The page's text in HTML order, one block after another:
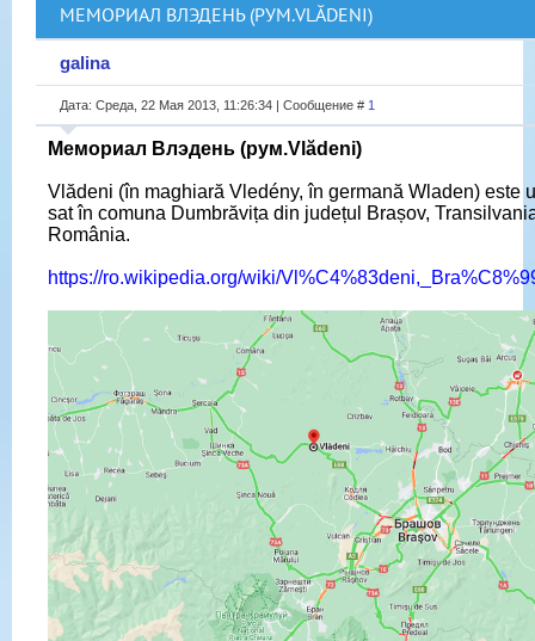
МЕМОРИАЛ ВЛЭДЕНЬ (РУМ.VLĂDENI)
galina
Дата: Среда, 22 Мая 2013, 11:26:34 | Сообщение # 1
Мемориал Влэдень (рум.Vlădeni)
Vlădeni (în maghiară Vledény, în germană Wladen) este
sat în comuna Dumbrăvița din județul Brașov,
România.
https://ro.wikipedia.org/wiki/